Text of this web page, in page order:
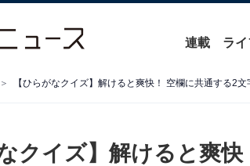
連載 ライ
【ひらがなクイズ】解けると爽快！ 空欄に共通する2
クイズ】解けると爽